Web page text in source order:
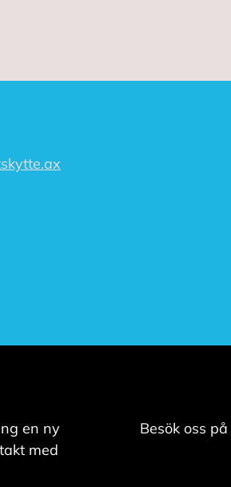
en ny
med
Besök oss på